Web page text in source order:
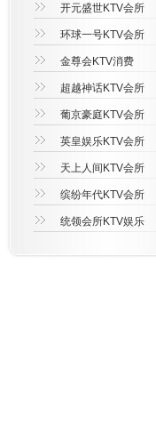
开元盛世KTV会所
环球一号KTV会所
金尊会KTV消费
超越神话KTV会所
葡京豪庭KTV会所
英皇娱乐KTV会所
天上人间KTV会所
缤纷年代KTV会所
统领会所KTV娱乐